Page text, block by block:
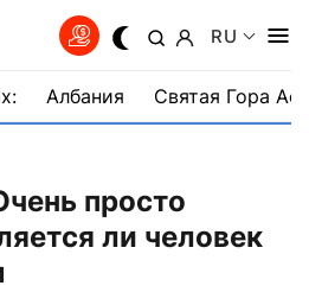
RU
Албания Святая Гора
просто
ли человек